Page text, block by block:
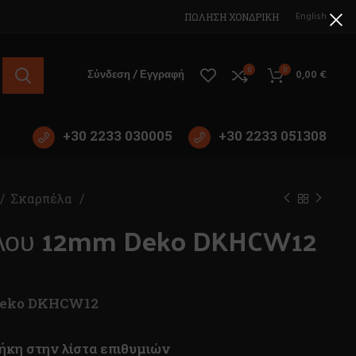
ΠΩΛΗΣΗ ΧΟΝΔΡΙΚΗ English
Σύνδεση / Εγγραφή 0 0 0,00 €
+30 2233 030005 +30 2233 051308
Σκαρπέλα
12mm Deko DKHCW12
DKHCW12
στην λίστα επιθυμιών